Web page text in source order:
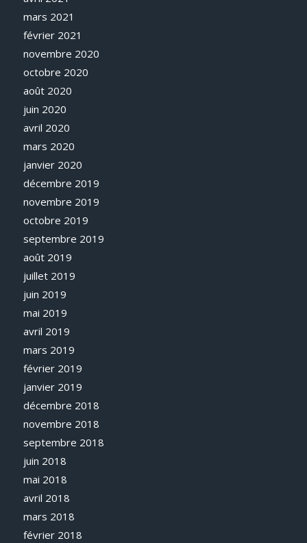
mars 2021
février 2021
novembre 2020
octobre 2020
août 2020
juin 2020
avril 2020
mars 2020
janvier 2020
décembre 2019
novembre 2019
octobre 2019
septembre 2019
août 2019
juillet 2019
juin 2019
mai 2019
avril 2019
mars 2019
février 2019
janvier 2019
décembre 2018
novembre 2018
septembre 2018
juin 2018
mai 2018
avril 2018
mars 2018
février 2018